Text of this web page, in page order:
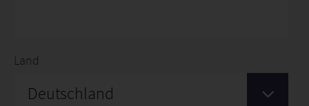
Land
Deutschland